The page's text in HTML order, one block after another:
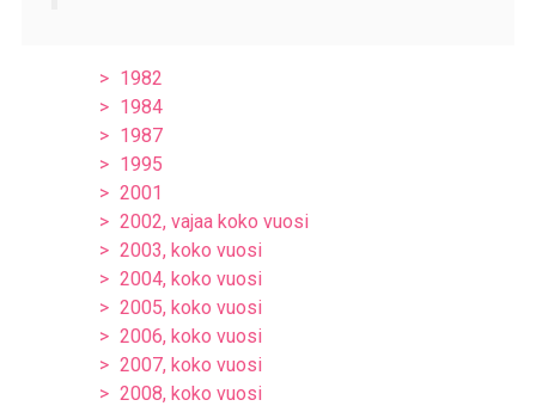
1982
1984
1987
1995
2001
2002, vajaa koko vuosi
2003, koko vuosi
2004, koko vuosi
2005, koko vuosi
2006, koko vuosi
2007, koko vuosi
2008, koko vuosi